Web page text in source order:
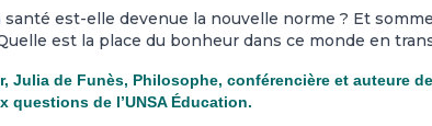
santé est-elle devenue la nouvelle norme ? Et
est la place du bonheur dans ce monde en
Julia de Funès, Philosophe, conférencière et auteure
questions de l’UNSA Éducation.